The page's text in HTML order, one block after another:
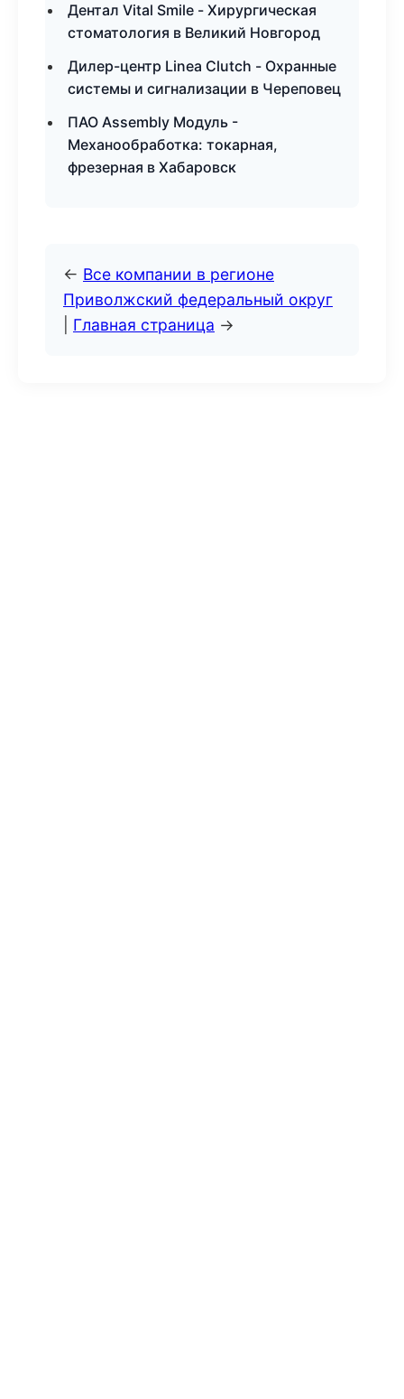
Дентал Vital Smile - Хирургическая
стоматология в Великий Новгород
Дилер-центр Linea Clutch - Охранные
системы и сигнализации в Череповец
ПАО Assembly Модуль -
Механообработка: токарная,
фрезерная в Хабаровск
← Все компании в регионе
Приволжский федеральный округ
Главная страница →